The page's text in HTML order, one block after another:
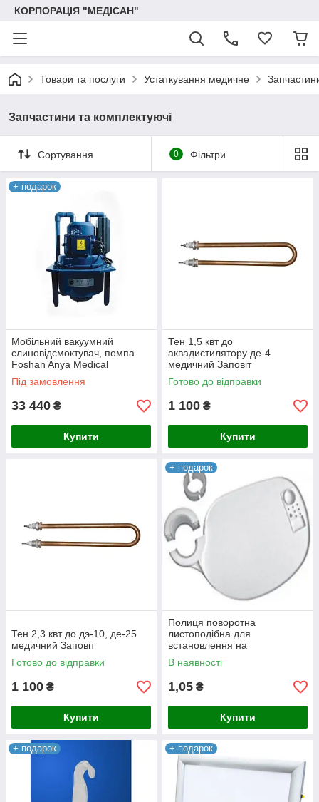
КОРПОРАЦІЯ "МЕДІСАН"
Товари та послуги Устаткування медичне
Запчастини та комплектуючі
Сортування 0 Фільтри
+ подарок
Мобільний вакуумний
слиновідсмоктувач, помпа
Foshan Anya Medical
Technology
Під замовлення
33 440 ₴
Купити
Тен 1,5 квт до
аквадистилятору де-4
медичний Заповіт
Готово до відправки
1 100 ₴
Купити
Тен 2,3 квт до дэ-10, де-25
медичний Заповіт
Готово до відправки
1 100 ₴
Купити
+ подарок
Полиця поворотна
листоподібна для
встановлення на
пантограф,Anya
В наявності
1,05 ₴
Купити
+ подарок + подарок